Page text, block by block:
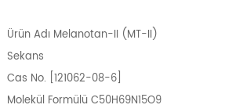
Ürün Adı Melanotan-II (MT-II)
Sekans
Cas No. [121062-08-6]
Molekül Formülü C50H69N15O9